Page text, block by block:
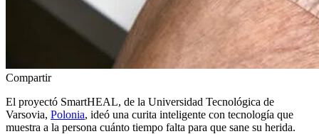
Compartir
El proyectó SmartHEAL, de la Universidad Tecnológica de
Varsovia, Polonia, ideó una curita inteligente con tecnología que
muestra a la persona cuánto tiempo falta para que sane su herida.